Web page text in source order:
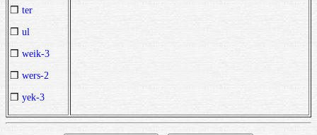
❒ ter
❒ ul
❒ weik-3
❒ wers-2
❒ yek-3